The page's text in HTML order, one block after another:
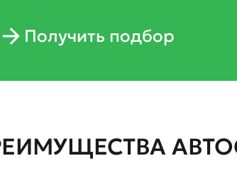
Получить подбор